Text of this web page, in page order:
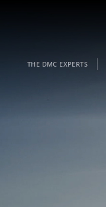
THE DMC EXPERTS